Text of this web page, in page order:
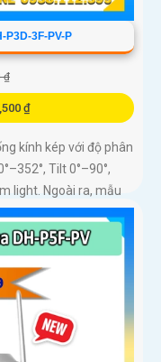
P3D-3F-PV-P
₫
₫
kính kép với độ phân
Tilt 0°–90°,
light. Ngoài ra, mẫu
hỗ trợ thẻ nhớ tối